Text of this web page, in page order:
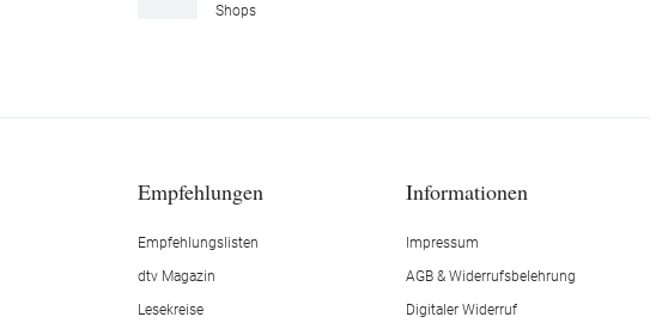
Shops
Empfehlungen
Empfehlungslisten
dtv Magazin
Lesekreise
Informationen
Impressum
AGB & Widerrufsbelehrung
Digitaler Widerruf